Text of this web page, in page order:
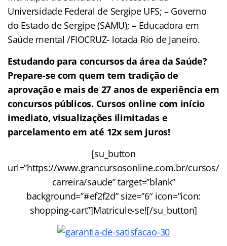
Universidade Federal de Sergipe UFS; – Governo
do Estado de Sergipe (SAMU); – Educadora em
Saúde mental /FIOCRUZ- lotada Rio de Janeiro.
Estudando para concursos da área da Saúde?
Prepare-se com quem tem tradição de
aprovação e mais de 27 anos de experiência em
concursos públicos. Cursos online com início
imediato, visualizações ilimitadas e
parcelamento em até 12x sem juros!
[su_button
url=”https://www.grancursosonline.com.br/cursos/
carreira/saude” target=”blank”
background=”#ef2f2d” size=”6″ icon=”icon:
shopping-cart”]Matricule-se![/su_button]